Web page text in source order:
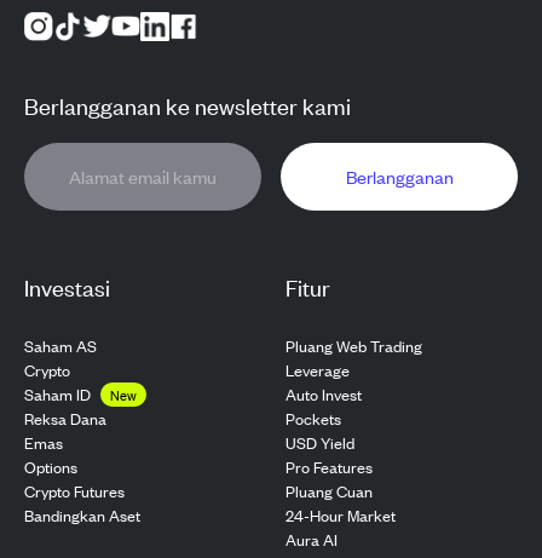
Investasi
Saham AS
Crypto
Saham ID
New
Reksa Dana
Emas
Options
Crypto Futures
Bandingkan Aset
Fitur
Pluang Web Trading
Leverage
Auto Invest
Pockets
USD Yield
Pro Features
Pluang Cuan
24-Hour Market
Aura AI
Berlangganan ke newsletter kami
Berlangganan